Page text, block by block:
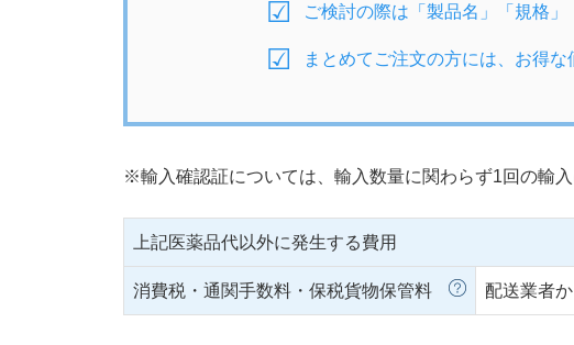
ご検討の際は「製品名」「規格」
まとめてご注文の方には、お得
※輸入確認証については、輸入数量に関わらず1回の輸
上記医薬品代以外に発生する費用
消費税・通関手数料・保税貨物保管料 配送業者